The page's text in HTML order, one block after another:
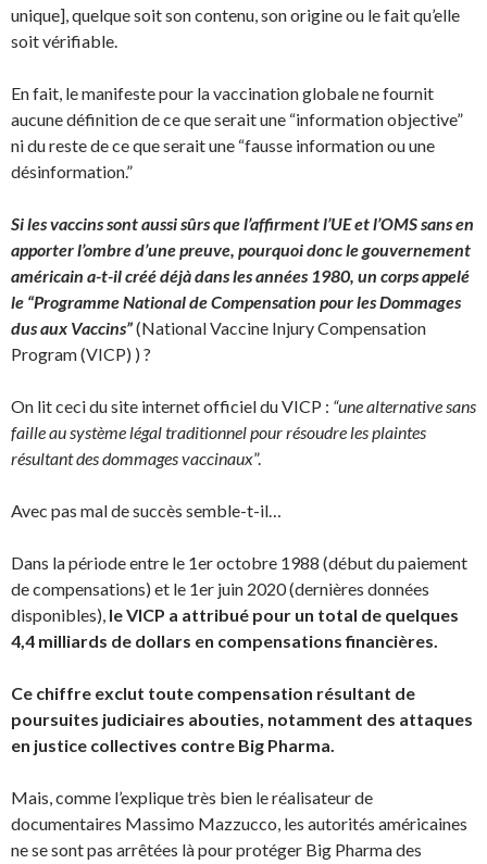
unique], quelque soit son contenu, son origine ou le fait qu’elle
soit vérifiable.
En fait, le manifeste pour la vaccination globale ne fournit
aucune définition de ce que serait une “information objective”
ni du reste de ce que serait une “fausse information ou une
désinformation.”
Si les vaccins sont aussi sûrs que l’affirment l’UE et l’OMS sans en
apporter l’ombre d’une preuve, pourquoi donc le gouvernement
américain a-t-il créé déjà dans les années 1980, un corps appelé
le “Programme National de Compensation pour les Dommages
dus aux Vaccins”(National Vaccine Injury Compensation
Program (VICP) ) ?
On lit ceci du site internet officiel du VICP : “une alternative sans
faille au système légal traditionnel pour résoudre les plaintes
résultant des dommages vaccinaux”.
Avec pas mal de succès semble-t-il…
Dans la période entre le 1er octobre 1988 (début du paiement
de compensations) et le 1er juin 2020 (dernières données
disponibles), le VICP a attribué pour un total de quelques
4,4 milliards de dollars en compensations financières.
Ce chiffre exclut toute compensation résultant de
poursuites judiciaires abouties, notamment des attaques
en justice collectives contre Big Pharma.
Mais, comme l’explique très bien le réalisateur de
documentaires Massimo Mazzucco, les autorités américaines
ne se sont pas arrêtées là pour protéger Big Pharma des